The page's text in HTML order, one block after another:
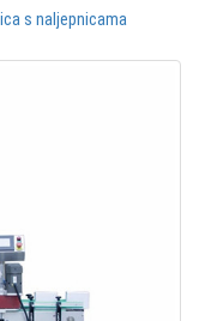
s naljepnicama